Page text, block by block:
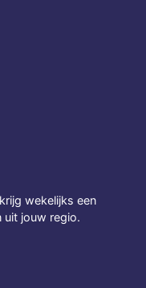
wekelijks een
uit jouw regio.